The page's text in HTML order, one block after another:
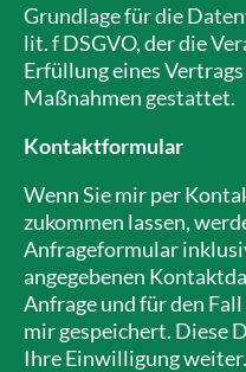
Grundlage für die
lit. f DSGVO, der die
Erfüllung eines
Maßnahmen gestattet.
Kontaktformular
Wenn Sie mir per
zukommen lassen,
Anfrageformular
angegebenen
Anfrage und für den
mir gespeichert. Diese
Ihre Einwilligung weiter.